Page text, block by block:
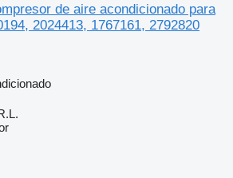
de aire acondicionado para
2024413, 1767161, 2792820